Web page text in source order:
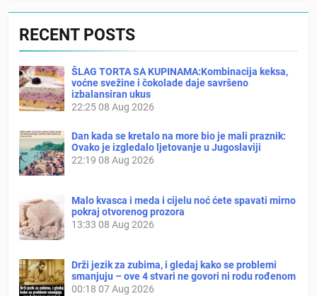
RECENT POSTS
ŠLAG TORTA SA KUPINAMA:Kombinacija keksa,
voćne svežine i čokolade daje savršeno
izbalansiran ukus
22:2508 Aug 2026
Dan kada se kretalo na more bio je mali praznik:
Ovako je izgledalo ljetovanje u Jugoslaviji
22:19 08 Aug 2026
Malo kvasca i meda i cijelu noć ćete spavati mirno
pokraj otvorenog prozora
13:33 08 Aug 2026
Drži jezik za zubima, i gledaj kako se problemi
smanjuju – ove 4 stvari ne govori ni rodu rođenom
00:18 07 Aug 2026